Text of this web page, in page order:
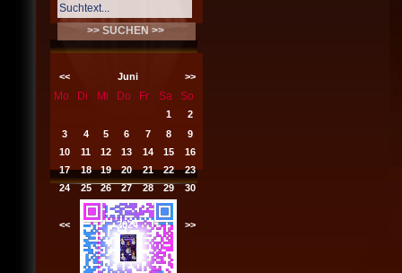
<< Juni >>
Mo Di Mi Do Fr Sa So
1
2
3
4 5 6 7 8
9
10
11 12 13 14 15
16
17
18 19 20 21 22
23
24
25 26 27 28 29 30
<< 2024 >>